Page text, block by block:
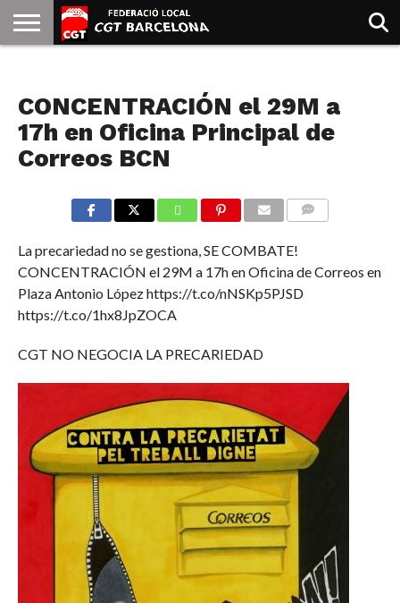
GOLDMAN
CONCENTRACIÓN el 29M a
17h en Oficina Principal de
Correos BCN
La precariedad no se gestiona, SE COMBATE!
CONCENTRACIÓN el 29M a 17h en Oficina de Correos en
Plaza Antonio López https://t.co/nNSKp5PJSD
https://t.co/1hx8JpZOCA
CGT NO NEGOCIA LA PRECARIEDAD